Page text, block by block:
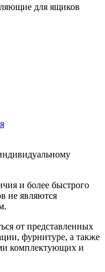
для ящиков
и более быстрого
не являются
от представленных
фурнитуре, а также
комплектующих и